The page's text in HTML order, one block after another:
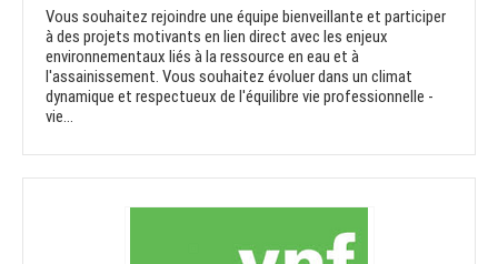
Vous souhaitez rejoindre une équipe bienveillante et participer
à des projets motivants en lien direct avec les enjeux
environnementaux liés à la ressource en eau et à
l'assainissement. Vous souhaitez évoluer dans un climat
dynamique et respectueux de l'équilibre vie professionnelle -
vie...